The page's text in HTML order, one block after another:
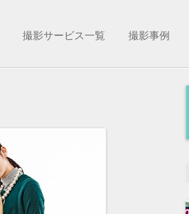
撮影サービス一覧 撮影事例